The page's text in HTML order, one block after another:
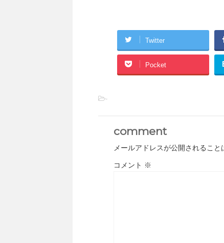
Twitter
Pocket
-
comment
メールアドレスが公開されること
コメント ※